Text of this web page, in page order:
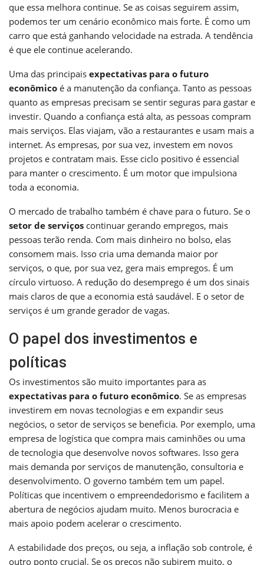
que essa melhora continue. Se as coisas seguirem assim,
podemos ter um cenário econômico mais forte. É como um
carro que está ganhando velocidade na estrada. A tendência
é que ele continue acelerando.
Uma das principais expectativas para o futuro
econômico é a manutenção da confiança. Tanto as pessoas
quanto as empresas precisam se sentir seguras para gastar e
investir. Quando a confiança está alta, as pessoas compram
mais serviços. Elas viajam, vão a restaurantes e usam mais a
internet. As empresas, por sua vez, investem em novos
projetos e contratam mais. Esse ciclo positivo é essencial
para manter o crescimento. É um motor que impulsiona
toda a economia.
O mercado de trabalho também é chave para o futuro. Se o
setor de serviços continuar gerando empregos, mais
pessoas terão renda. Com mais dinheiro no bolso, elas
consomem mais. Isso cria uma demanda maior por
serviços, o que, por sua vez, gera mais empregos. É um
círculo virtuoso. A redução do desemprego é um dos sinais
mais claros de que a economia está saudável. E o setor de
serviços é um grande gerador de vagas.
O papel dos investimentos e
políticas
Os investimentos são muito importantes para as
expectativas para o futuro econômico. Se as empresas
investirem em novas tecnologias e em expandir seus
negócios, o setor de serviços se beneficia. Por exemplo, uma
empresa de logística que compra mais caminhões ou uma
de tecnologia que desenvolve novos softwares. Isso gera
mais demanda por serviços de manutenção, consultoria e
desenvolvimento. O governo também tem um papel.
Políticas que incentivem o empreendedorismo e facilitem a
abertura de negócios ajudam muito. Menos burocracia e
mais apoio podem acelerar o crescimento.
A estabilidade dos preços, ou seja, a inflação sob controle, é
outro ponto crucial. Se os preços não subirem muito, o